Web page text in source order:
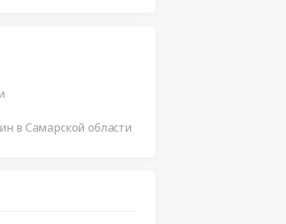
в Самарской области